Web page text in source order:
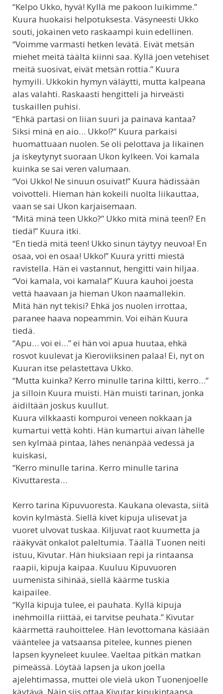
“Kelpo Ukko, hyvä! Kyllä me pakoon luikimme.”
Kuura huokaisi helpotuksesta. Väsyneesti Ukko
souti, jokainen veto raskaampi kuin edellinen.
“Voimme varmasti hetken levätä. Eivät metsän
miehet meitä täältä kiinni saa. Kyllä joen vetehiset
meitä suosivat, eivät metsän rottia.” Kuura
hymyili. Ukkokin hymyn väläytti, mutta kalpeana
alas valahti. Raskaasti hengitteli ja hirveästi
tuskaillen puhisi.
“Ehkä partasi on liian suuri ja painava kantaa?
Siksi minä en aio… Ukko!?” Kuura parkaisi
huomattuaan nuolen. Se oli pelottava ja likainen
ja iskeytynyt suoraan Ukon kylkeen. Voi kamala
kuinka se sai veren valumaan.
“Voi Ukko! Ne sinuun osuivat!” Kuura hädissään
voivotteli. Hieman hän kokeili nuolta liikauttaa,
vaan se sai Ukon karjaisemaan.
“Mitä minä teen Ukko?” Ukko mitä minä teen!? En
tiedä!” Kuura itki.
“En tiedä mitä teen! Ukko sinun täytyy neuvoa! En
osaa, voi en osaa! Ukko!” Kuura yritti miestä
ravistella. Hän ei vastannut, hengitti vain hiljaa.
“Voi kamala, voi kamala!” Kuura kauhoi joesta
vettä haavaan ja hieman Ukon naamallekin.
Mitä hän nyt tekisi? Ehkä jos nuolen irrottaa,
paranee haava nopeammin. Voi eihän Kuura
tiedä.
“Apu… voi ei…” ei hän voi apua huutaa, ehkä
rosvot kuulevat ja Kieroviiksinen palaa! Ei, nyt on
Kuuran itse pelastettava Ukko.
“Mutta kuinka? Kerro minulle tarina kiltti, kerro…”
ja silloin Kuura muisti. Hän muisti tarinan, jonka
äidiltään joskus kuullut.
Kuura vilkkaasti kompuroi veneen nokkaan ja
kumartui vettä kohti. Hän kumartui aivan lähelle
sen kylmää pintaa, lähes nenänpää vedessä ja
kuiskasi,
“Kerro minulle tarina. Kerro minulle tarina
Kivuttaresta…
Kerro tarina Kipuvuoresta. Kaukana olevasta, siitä
kovin kylmästä. Siellä kivet kipuja ulisevat ja
vuoret ulvovat tuskaa. Kiljuvat raot kuumetta ja
rääkyvät onkalot paleltumia. Täällä Tuonen neiti
istuu, Kivutar. Hän hiuksiaan repi ja rintaansa
raapii, kipuja kaipaa. Kuuluu Kipuvuoren
uumenista sihinää, siellä käärme tuskia
kaipailee.
“Kyllä kipuja tulee, ei pauhata. Kyllä kipuja
inehmoilla riittää, ei tarvitse peuhata.” Kivutar
käärmettä rauhoittelee. Hän levottomana käsiään
vääntelee ja vatsaansa pitelee, kunnes pienen
lapsen kyyneleet kuulee. Vaeltaa pitkän matkan
pimeässä. Löytää lapsen ja ukon joella
ajelehtimassa, muttei ole vielä ukon Tuonenjoelle